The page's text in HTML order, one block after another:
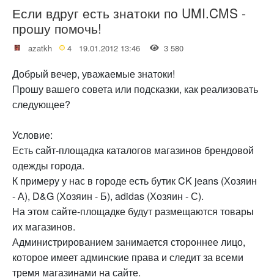
Если вдруг есть знатоки по UMI.CMS -
прошу помочь!
azatkh 4 19.01.2012 13:46 3 580
Добрый вечер, уважаемые знатоки!
Прошу вашего совета или подсказки, как реализовать
следующее?
Условие:
Есть сайт-площадка каталогов магазинов брендовой
одежды города.
К примеру у нас в городе есть бутик CK jeans (Хозяин
- А), D&G (Хозяин - Б), adidas (Хозяин - С).
На этом сайте-площадке будут размещаются товары
их магазинов.
Администрированием занимается стороннее лицо,
которое имеет админские права и следит за всеми
тремя магазинами на сайте.